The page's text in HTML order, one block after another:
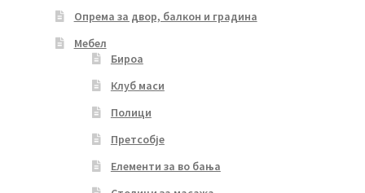
Опрема за двор, балкон и градина
Мебел
Бироа
Клуб маси
Полици
Претсобје
Елементи за во бања